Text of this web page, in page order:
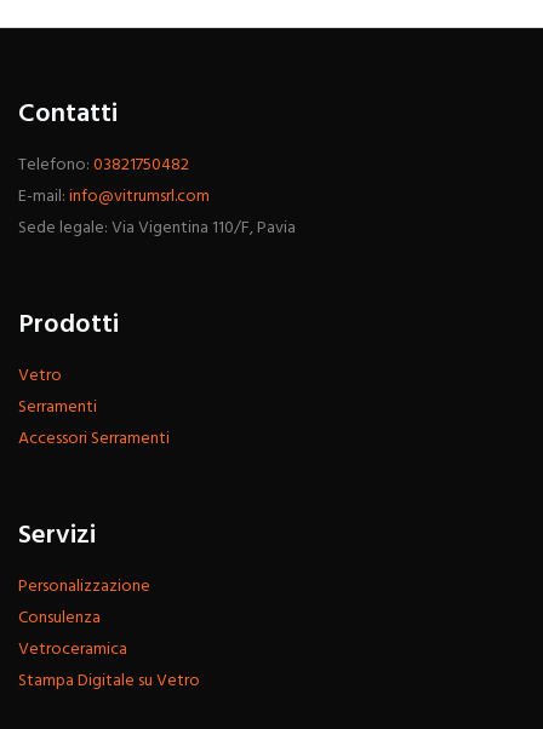
Contatti
Telefono:03821750482
E-mail:info@vitrumsrl.com
Sede legale: Via Vigentina 110/F, Pavia
Prodotti
Vetro
Serramenti
Accessori Serramenti
Servizi
Personalizzazione
Consulenza
Vetroceramica
Stampa Digitale su Vetro